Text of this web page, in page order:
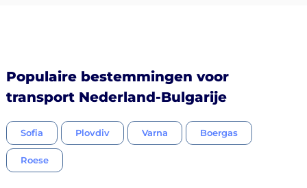
Populaire bestemmingen voor
transport Nederland-Bulgarije
Sofia Plovdiv Varna Boergas
Roese